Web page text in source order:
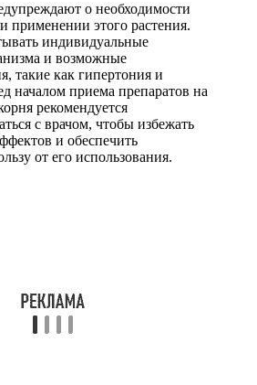
о необходимости
применении этого растения.
индивидуальные
и возможные
такие как гипертония и
началом приема препаратов на
рекомендуется
с врачом, чтобы избежать
и обеспечить
от его использования.